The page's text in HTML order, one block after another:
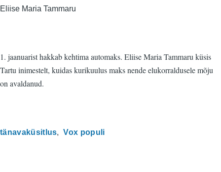
Eliise Maria Tammaru
1. jaanuarist hakkab kehtima automaks. Eliise Maria Tammaru küsis
Tartu inimestelt, kuidas kurikuulus maks nende elukorraldusele mõju
on avaldanud.
tänavaküsitlus Vox populi